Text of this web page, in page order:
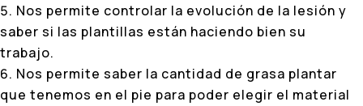
Nos permite controlar la evolución de la lesión y
saber si las plantillas están haciendo bien su
trabajo.
Nos permite saber la cantidad de grasa plantar
que tenemos en el pie para poder elegir el material